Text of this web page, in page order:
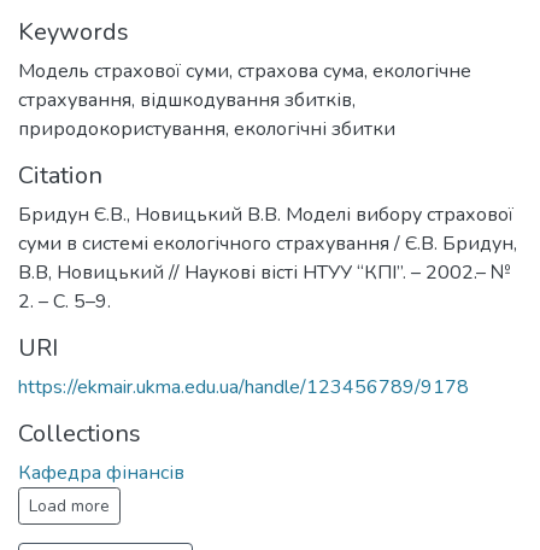
Keywords
Модель страхової суми, страхова сума, екологічне
страхування, відшкодування збитків,
природокористування, екологічні збитки
Citation
Бридун Є.В., Новицький В.В. Моделі вибору страхової
суми в системі екологічного страхування / Є.В. Бридун,
В.В, Новицький // Наукові вісті НТУУ “КПІ”. – 2002.– №
2. – С. 5–9.
URI
https://ekmair.ukma.edu.ua/handle/123456789/9178
Collections
Кафедра фінансів
Load more